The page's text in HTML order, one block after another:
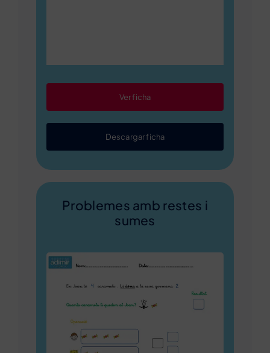
Ver ficha
Descargar ficha
Problemes amb restes i
sumes